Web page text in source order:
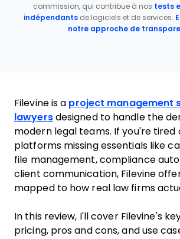
commission, qui contribue à nos tests
indépendants de logiciels et de services.
notre approche de
Filevine is a project management
lawyersdesigned to handle the
modern legal teams. If you're tired
platforms missing essentials like
file management, compliance
client communication, Filevine
mapped to how real law firms
In this review, I'll cover Filevine's
pricing, pros and cons, and use